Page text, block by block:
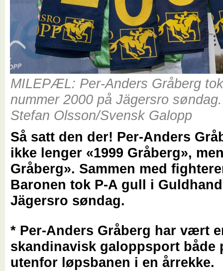
MILEPÆL: Per-Anders Gråberg
nummer 2000 på Jägersro
Stefan Olsson/Svensk Galopp
Så satt den der! Per-Anders
ikke lenger «1999 Gråberg»,
Gråberg». Sammen med
Baronen tok P-A gull i
Jägersro søndag.
* Per-Anders Gråberg har vært
skandinavisk galoppsport både
utenfor løpsbanen i en årrekke.